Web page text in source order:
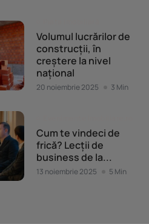
Volumul lucrărilor de
construcții, în
creștere la nivel
național
20 noiembrie 2025 3 Min
Cum te vindeci de
frică? Lecții de
business de la...
13 noiembrie 2025 5 Min